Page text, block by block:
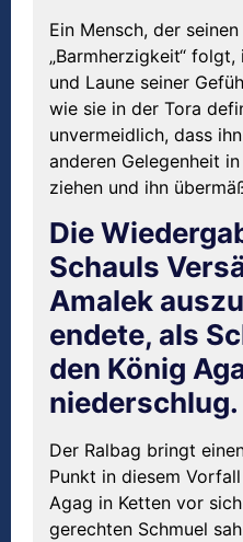
Ein Mensch, der
„Barmherzigkeit“
und Laune seiner
wie sie in der Tora
unvermeidlich, dass
anderen Gelegenheit
ziehen und ihn
Die
Schauls
Amalek
endete, als
den König
niederschlug.
Der Ralbag bringt
Punkt in diesem
Agag in Ketten vor
gerechten Sсhmuel